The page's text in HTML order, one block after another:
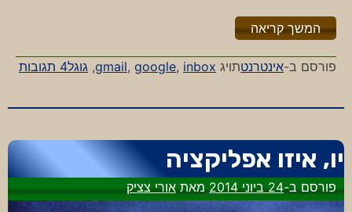
המשך קריאה"%s"
פורסם ב-אינטרנטתויג gmail, google, inbox
, גוגל4 תגובות
על
יו, איזו אפליקציה
פורסם ב-24 ביוני 2014 מאתאורי צציק